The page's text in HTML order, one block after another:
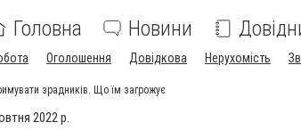
Головна Новини
Оголошення Довідкова Нерухомість
зрадників. Що їм загрожує
2022 р.